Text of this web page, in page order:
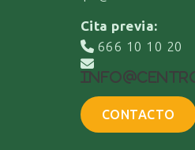
Cita previa:
666 10 10 20
CONTACTO